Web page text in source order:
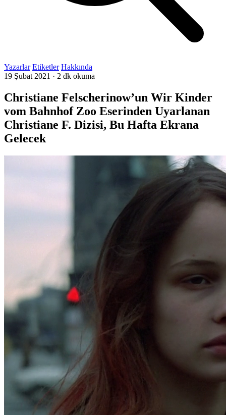
Yazarlar Etiketler Hakkında
19 Şubat 2021 · 2 dk okuma
Christiane Felscherinow’un Wir Kinder
vom Bahnhof Zoo Eserinden Uyarlanan
Christiane F. Dizisi, Bu Hafta Ekrana
Gelecek